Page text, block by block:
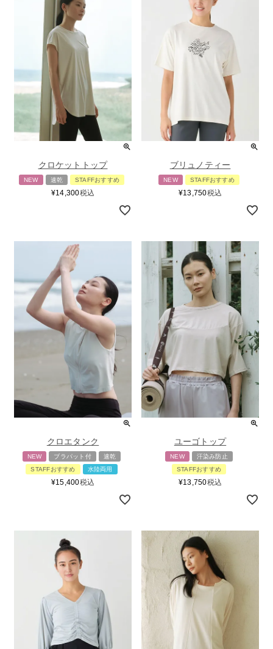
クロケットトップ
NEW 速乾 STAFFおすすめ
¥14,300税込
ブリュノティー
NEW STAFFおすすめ
¥13,750税込
クロエタンク
NEW ブラパット付
速乾
STAFFおすすめ
水陸両用
¥15,400税込
ユーゴトップ
NEW
汗染み防止
STAFFおすすめ
¥13,750税込